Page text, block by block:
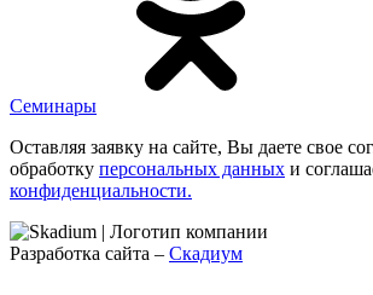
Семинары
Оставляя заявку на сайте, Вы даете свое
обработку персональных данных и
конфиденциальности.
Разработка сайта – Скадиум